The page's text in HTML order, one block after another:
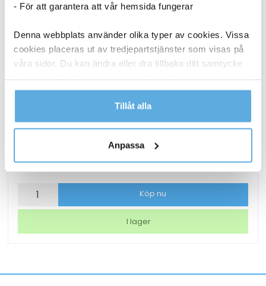
- För att garantera att vår hemsida fungerar
Denna webbplats använder olika typer av cookies. Vissa
cookies placeras ut av tredjepartstjänster som visas på
våra sidor. Du kan ändra eller dra tillbaka ditt samtycke
Läs mer i vår integritetspolicy om vilka vi är, hur du
kontaktar oss och på vilket sätt vi behandlar
Tillåt alla
Anpassa
Märkband
tag
Köp nu
I lager